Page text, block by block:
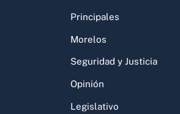
Principales
Morelos
Seguridad y Justicia
Opinión
Legislativo